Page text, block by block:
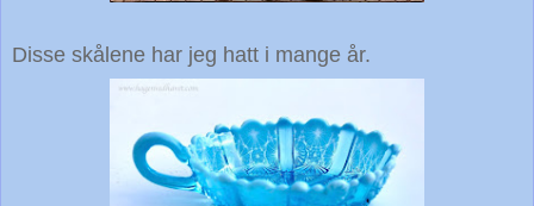
Disse skålene har jeg hatt i mange år.